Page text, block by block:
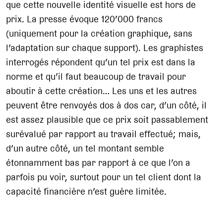
que cette nouvelle identité visuelle est hors de
prix. La presse évoque 120’000 francs
(uniquement pour la création graphique, sans
l’adaptation sur chaque support). Les graphistes
interrogés répondent qu’un tel prix est dans la
norme et qu’il faut beaucoup de travail pour
aboutir à cette création… Les uns et les autres
peuvent être renvoyés dos à dos car, d’un côté, il
est assez plausible que ce prix soit passablement
surévalué par rapport au travail effectué; mais,
d’un autre côté, un tel montant semble
étonnamment bas par rapport à ce que l’on a
parfois pu voir, surtout pour un tel client dont la
capacité financière n’est guère limitée.